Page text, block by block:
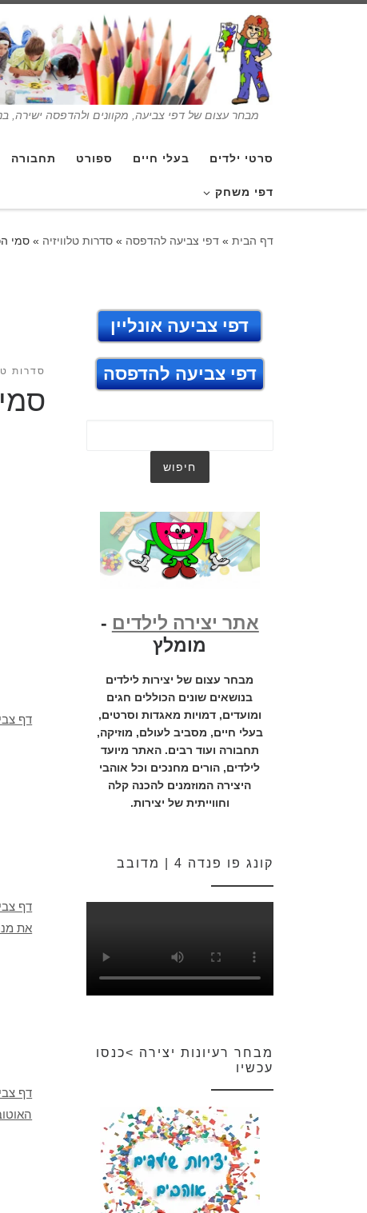
מבחר עצום של דפי צביעה, מקוונים ולהדפסה ישירה,
סרטי ילדים בעלי חיים ספורט תחבורה
דפי משחק
דף הבית » דפי צביעה להדפסה » סדרות טלוויזיה » סמי
סדרות
דף
דף
את
דף
דפי צביעה אונליין
דפי צביעה להדפסה
אתר יצירה לילדים -
מומלץ
מבחר עצום של יצירות לילדים
בנושאים שונים הכוללים חגים
ומועדים, דמויות מאגדות וסרטים,
בעלי חיים, מסביב לעולם, מוזיקה,
תחבורה ועוד רבים. האתר מיועד
לילדים, הורים מחנכים וכל אוהבי
היצירה המוזמנים להכנה קלה
וחווייתית של יצירות.
קונג פו פנדה 4 | מדובב
מבחר רעיונות יצירה >כנסו
עכשיו